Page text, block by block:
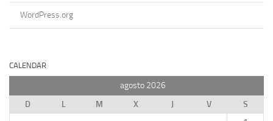
WordPress.org
CALENDAR
agosto 2026
D
L M X J V
S